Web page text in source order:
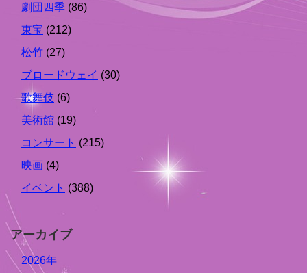
劇団四季 (86)
東宝 (212)
松竹 (27)
ブロードウェイ (30)
歌舞伎 (6)
美術館 (19)
コンサート (215)
映画 (4)
イベント (388)
アーカイブ
2026年